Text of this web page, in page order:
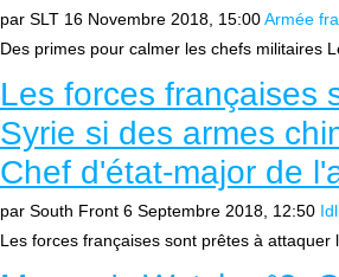
par SLT 16 Novembre 2018, 15:00Armée
Des primes pour calmer les chefs militaires
Les forces françaises
Syrie si des armes
Chef d'état-major de
par South Front 6 Septembre 2018, 12:50
Les forces françaises sont prêtes à attaquer